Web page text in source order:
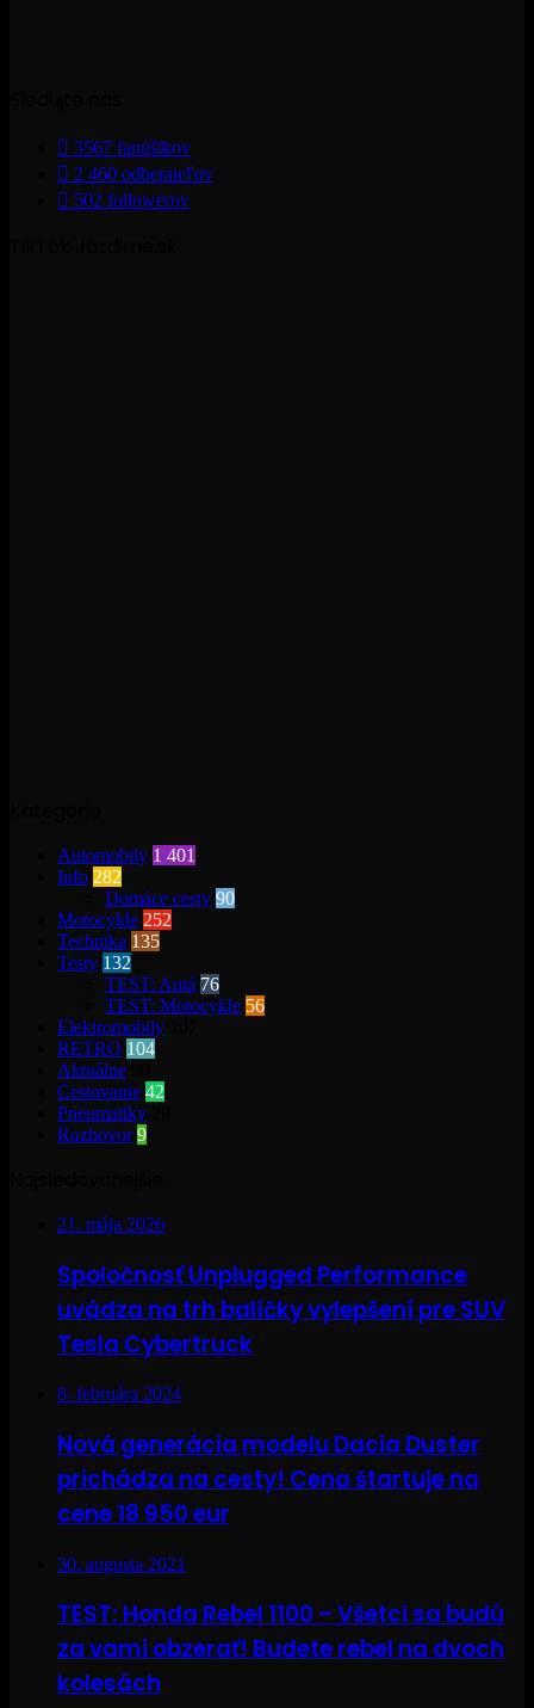
3567 fanúšikov
2 460 odberateľov
502 followerov
Automobily 1 401
Info 282
Domáce cesty 90
Motocykle 252
Technika 135
Testy 132
TEST: Autá 76
TEST: Motocykle 56
Elektromobily
RETRO 104
Aktuálne
Cestovanie 42
Pneumatiky
Rozhovor 9
21. mája 2026
Spoločnosť Unplugged Performance
uvádza na trh balíčky vylepšení pre SUV
Tesla Cybertruck
8. februára 2024
Nová generácia modelu Dacia Duster
prichádza na cesty! Cena štartuje na
cene 18 950 eur
30. augusta 2021
TEST: Honda Rebel 1100 – Všetci sa budú
za vami obzerať! Budete rebel na dvoch
kolesách